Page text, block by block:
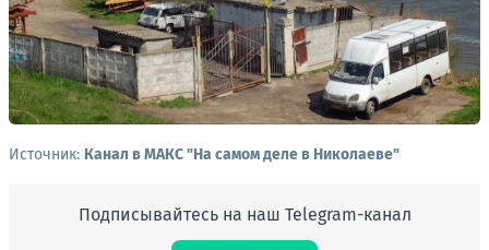
Источник: Канал в МАКС "На самом деле в Николаеве"
Подписывайтесь на наш Telegram-канал